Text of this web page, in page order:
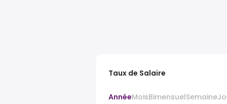
Taux de Salaire
AnnéeMoisBimensuelSemaine